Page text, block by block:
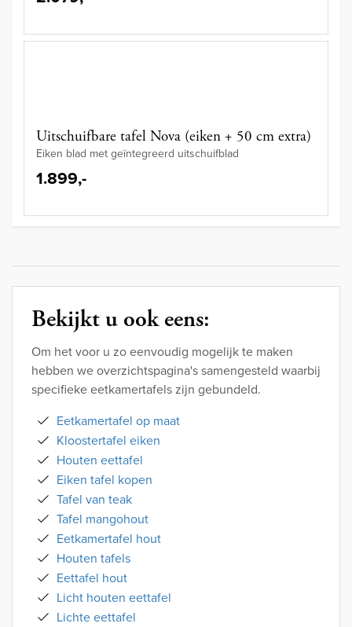
Uitschuifbare tafel Nova (eiken + 50 cm extra)
Eiken blad met geïntegreerd uitschuifblad
1.899,-
Bekijkt u ook eens:
Om het voor u zo eenvoudig mogelijk te maken
hebben we overzichtspagina's samengesteld waarbij
specifieke eetkamertafels zijn gebundeld.
Eetkamertafel op maat
Kloostertafel eiken
Houten eettafel
Eiken tafel kopen
Tafel van teak
Tafel mangohout
Eetkamertafel hout
Houten tafels
Eettafel hout
Licht houten eettafel
Lichte eettafel